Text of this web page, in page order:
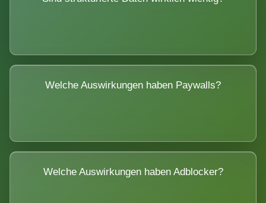
Welche Auswirkungen haben Paywalls?
Welche Auswirkungen haben Adblocker?